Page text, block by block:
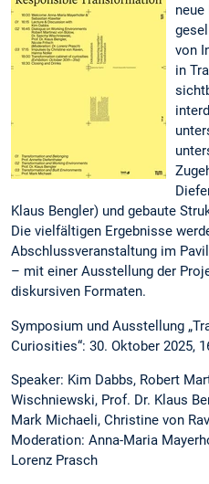
von
in
Klaus Bengler) und gebaute
Die vielfältigen Ergebnisse
Abschlussveranstaltung im
– mit einer Ausstellung der
diskursiven Formaten.
Symposium und Ausstellung
Curiosities“: 30. Oktober 2025,
Speaker: Kim Dabbs, Robert
Wischniewski, Prof. Dr. Klaus
Mark Michaeli, Christine von
Moderation: Anna-Maria
Lorenz Prasch